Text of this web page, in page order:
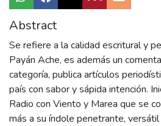
Abstract
Se refiere a la calidad escritural y
Payán Ache, es además un
categoría, publica artículos
país con sabor y sápida intención.
Radio con Viento y Marea que se
más a su índole penetrante,